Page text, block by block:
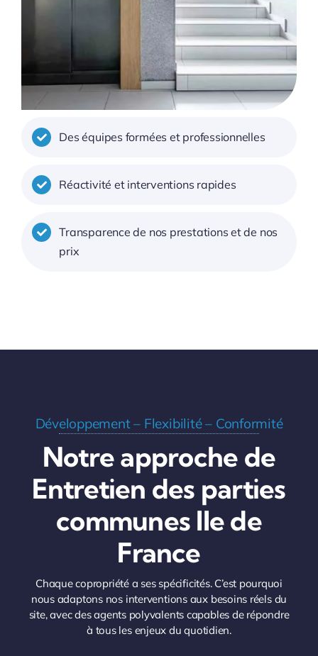
Des équipes formées et professionnelles
Réactivité et interventions rapides
Transparence de nos prestations et de nos
prix
Développement – Flexibilité – Conformité
Notre approche de
Entretien des parties
communes Ile de
France
Chaque copropriété a ses spécificités. C’est pourquoi
nous adaptons nos interventions aux besoins réels du
site, avec des agents polyvalents capables de répondre
à tous les enjeux du quotidien.